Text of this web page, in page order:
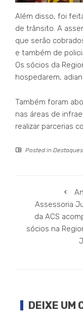
Além disso, foi
de trânsito. A
que serão
e também de
Os sócios da
hospedarem,
Também foram
nas áreas de
realizar parcerias
Posted in Destaques
Assessoria
da ACS
sócios na
DEIXE UM